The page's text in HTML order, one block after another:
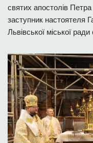
святих апостолів
заступник настоятеля
Львівської міської